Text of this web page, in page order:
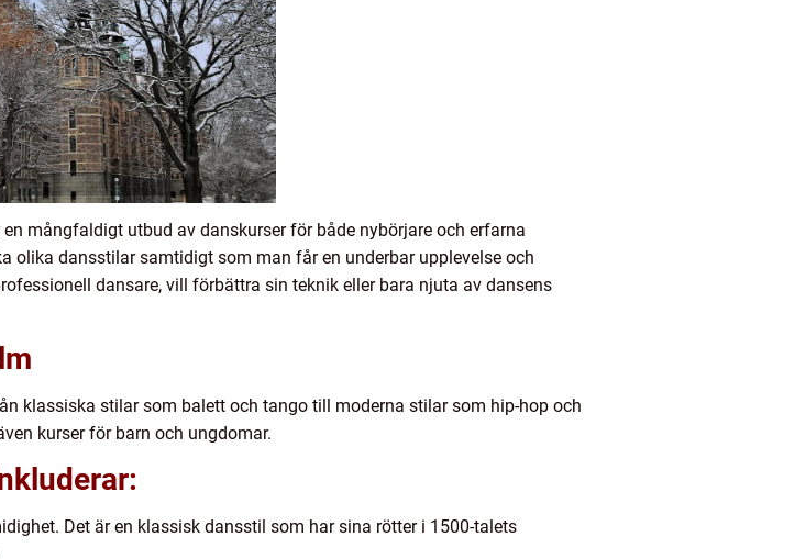
mångfaldigt utbud av danskurser för både nybörjare och erfarna
olika dansstilar samtidigt som man får en underbar upplevelse och
dansare, vill förbättra sin teknik eller bara njuta av dansens
klassiska stilar som balett och tango till moderna stilar som hip-hop och
kurser för barn och ungdomar.
Det är en klassisk dansstil som har sina rötter i 1500-talets